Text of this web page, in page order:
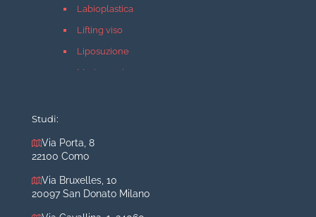
Labioplastica
Lifting viso
Liposuzione
Mastopessi
Rinoplastica
Medicina estetica Milano
Acido ialuronico viso
Studi:
Via Porta, 8
22100 Como
Via Bruxelles, 10
20097 San Donato Milano